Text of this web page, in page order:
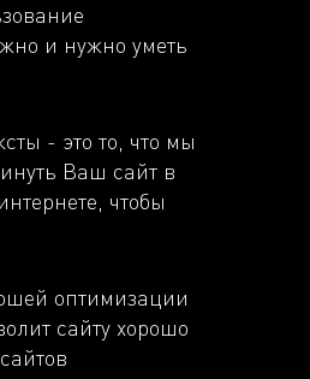
и нужно уметь
- это то, что мы
Ваш сайт в
чтобы
оптимизации
сайту хорошо